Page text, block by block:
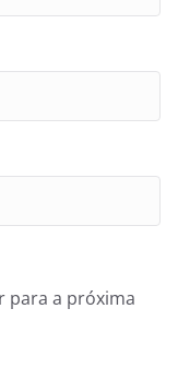
para a próxima